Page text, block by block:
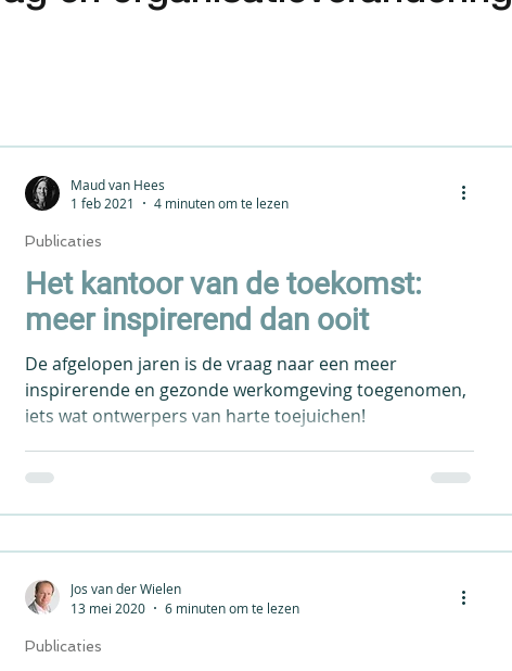
Het kantoor van de toekomst:
meer inspirerend dan ooit
De afgelopen jaren is de vraag naar een meer
inspirerende en gezonde werkomgeving toegenomen,
iets wat ontwerpers van harte toejuichen!
Publicaties
Maud van Hees
1 feb 2021
4 minuten om te lezen
Publicaties
Jos van der Wielen
13 mei 2020
6 minuten om te lezen